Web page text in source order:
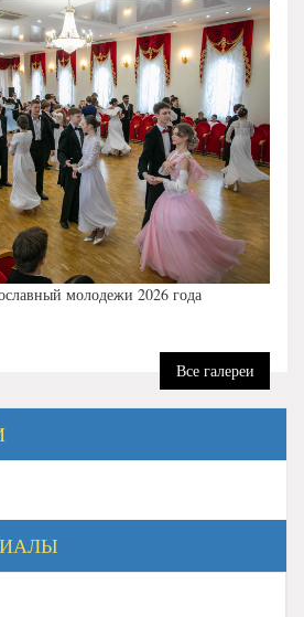
молодежи 2026 года
Все галереи